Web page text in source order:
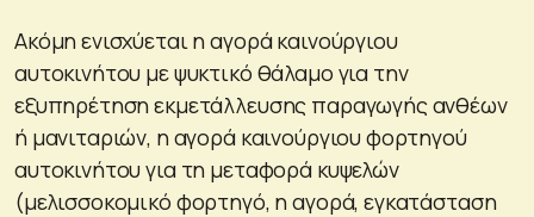
Ακόμη ενισχύεται η αγορά καινούργιου
αυτοκινήτου με ψυκτικό θάλαμο για την
εξυπηρέτηση εκμετάλλευσης παραγωγής ανθέων
ή μανιταριών, η αγορά καινούργιου φορτηγού
αυτοκινήτου για τη μεταφορά κυψελών
(μελισσοκομικό φορτηγό, η αγορά, εγκατάσταση